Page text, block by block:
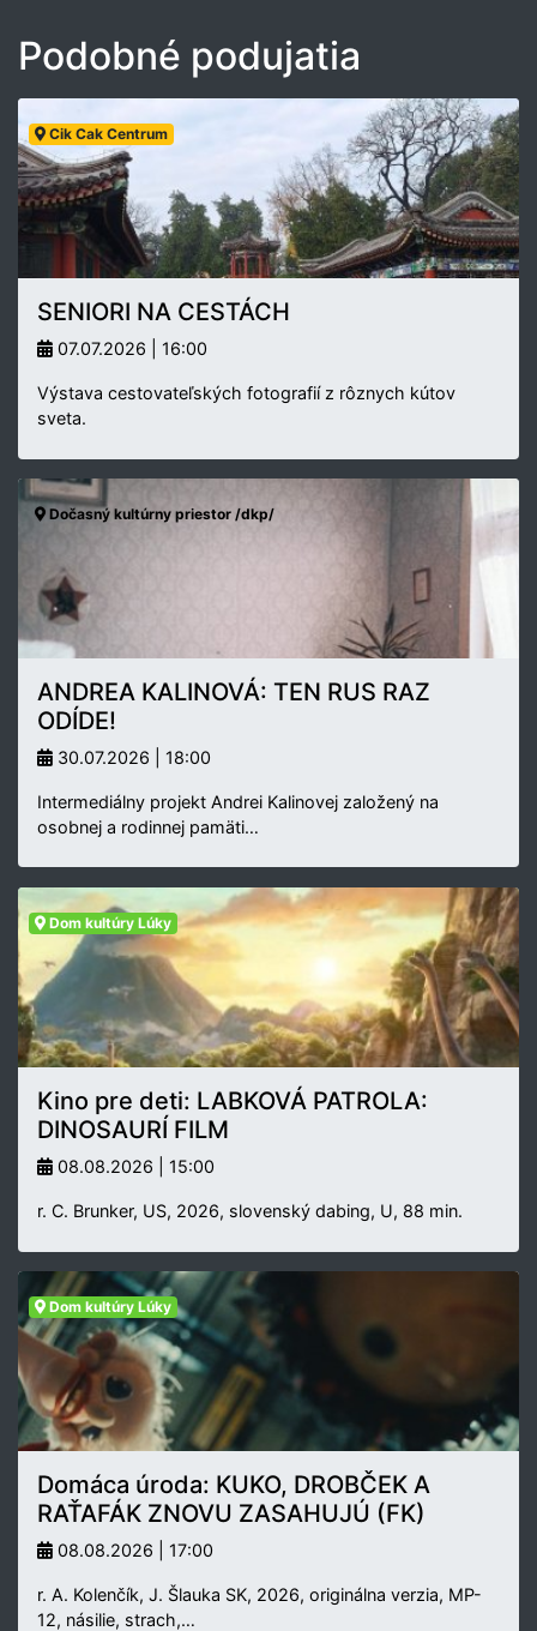
Podobné podujatia
Cik Cak Centrum
SENIORI NA CESTÁCH
07.07.2026 | 16:00
Výstava cestovateľských fotografií z rôznych kútov
sveta.
Dočasný kultúrny priestor /dkp/
ANDREA KALINOVÁ: TEN RUS RAZ
ODÍDE!
30.07.2026 | 18:00
Intermediálny projekt Andrei Kalinovej založený na
osobnej a rodinnej pamäti…
Dom kultúry Lúky
Kino pre deti: LABKOVÁ PATROLA:
DINOSAURÍ FILM
08.08.2026 | 15:00
r. C. Brunker, US, 2026, slovenský dabing, U, 88 min.
Dom kultúry Lúky
Domáca úroda: KUKO, DROBČEK A
RAŤAFÁK ZNOVU ZASAHUJÚ (FK)
08.08.2026 | 17:00
r. A. Kolenčík, J. Šlauka SK, 2026, originálna verzia, MP-
12, násilie, strach,…